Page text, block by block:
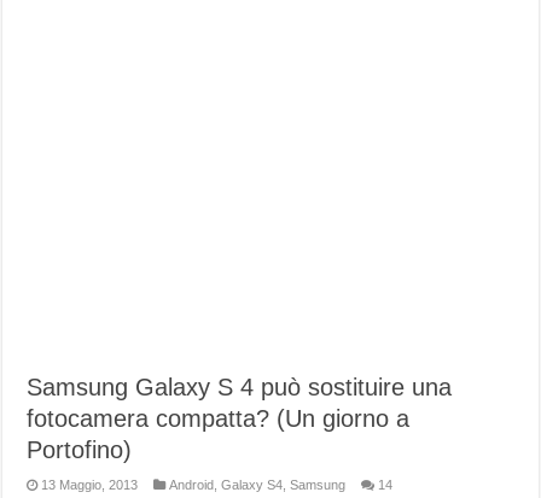
Samsung Galaxy S 4 può sostituire una
fotocamera compatta? (Un giorno a
Portofino)
13 Maggio, 2013 Android ,Galaxy S4 ,Samsung 14